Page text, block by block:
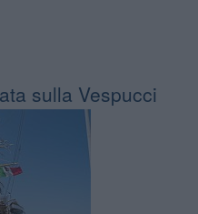
sulla Vespucci